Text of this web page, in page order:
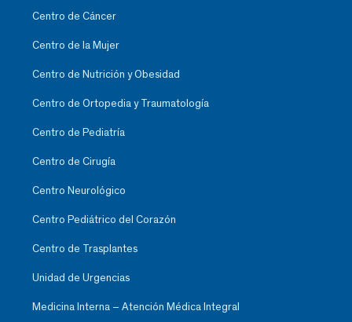
Centro de Cáncer
Centro de la Mujer
Centro de Nutrición y Obesidad
Centro de Ortopedia y Traumatología
Centro de Pediatría
Centro de Cirugía
Centro Neurológico
Centro Pediátrico del Corazón
Centro de Trasplantes
Unidad de Urgencias
Medicina Interna – Atención Médica Integral